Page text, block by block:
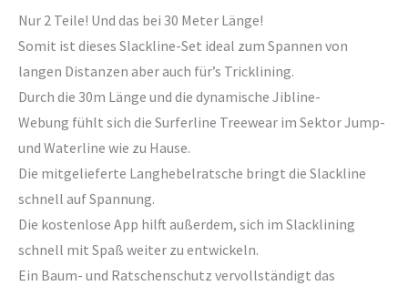
Nur 2 Teile! Und das bei 30 Meter Länge!
Somit ist dieses Slackline-Set ideal zum Spannen von
langen Distanzen aber auch für’s Tricklining.
Durch die 30m Länge und die dynamische Jibline-
Webung fühlt sich die Surferline Treewear im Sektor Jump-
und Waterline wie zu Hause.
Die mitgelieferte Langhebelratsche bringt die Slackline
schnell auf Spannung.
Die kostenlose App hilft außerdem, sich im Slacklining
schnell mit Spaß weiter zu entwickeln.
Ein Baum- und Ratschenschutz vervollständigt das